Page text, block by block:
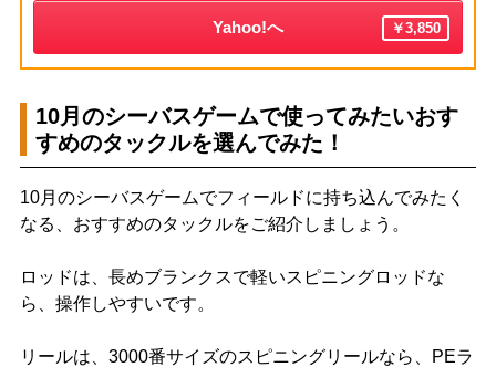
Yahoo!へ ￥3,850
10月のシーバスゲームで使ってみたいおす
すめのタックルを選んでみた！
10月のシーバスゲームでフィールドに持ち込んでみたく
なる、おすすめのタックルをご紹介しましょう。
ロッドは、長めブランクスで軽いスピニングロッドな
ら、操作しやすいです。
リールは、3000番サイズのスピニングリールなら、PEラ